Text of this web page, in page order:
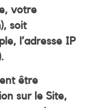
votre
soit
l’adresse IP
être
sur le Site,